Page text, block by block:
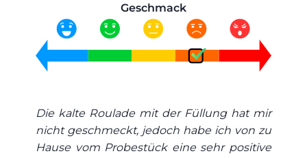
Geschmack
Die kalte Roulade mit der Füllung hat mir
nicht geschmeckt, jedoch habe ich von zu
Hause vom Probestück eine sehr positive